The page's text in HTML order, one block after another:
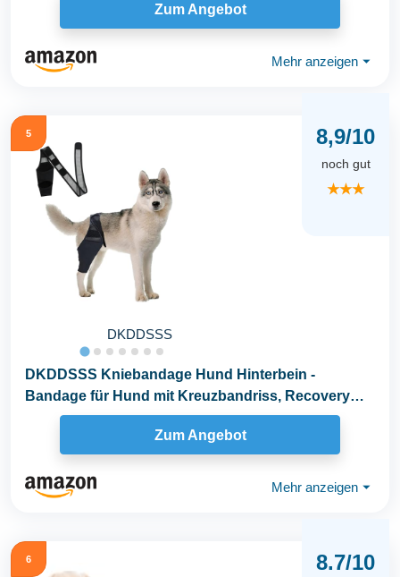
Zum Angebot
Mehr anzeigen ⏷
5
DKDDSSS
8,9/10
noch gut
★★★
DKDDSSS Kniebandage Hund Hinterbein -
Bandage für Hund mit Kreuzbandriss, Recovery
Sleeve Hund...
Zum Angebot
Mehr anzeigen ⏷
6 8.7/10